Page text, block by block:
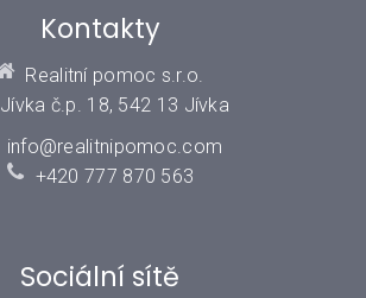
Kontakty
Realitní pomoc s.r.o.
Jívka č.p. 18, 542 13 Jívka
info@realitnipomoc.com
+420 777 870 563
Sociální sítě